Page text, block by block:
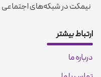
نیمکت در شبکه‌های اجتماعی
ارتباط بیشتر
درباره ما